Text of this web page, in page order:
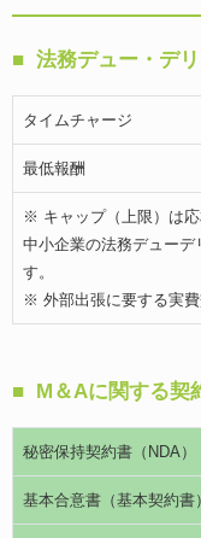
法務デュー・デ
タイムチャージ
最低報酬
※ キャップ（上限）は
中小企業の法務デュー
す。
※ 外部出張に要する実費
M＆Aに関する契
秘密保持契約書（NDA）
基本合意書（基本契約書）